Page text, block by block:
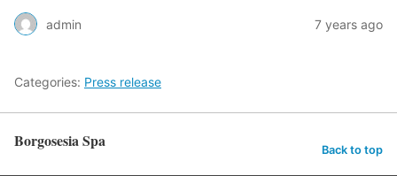
admin 7 years ago
Categories: Press release
Borgosesia Spa Back to top